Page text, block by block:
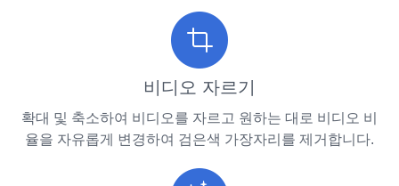
비디오 자르기
확대 및 축소하여 비디오를 자르고 원하는 대로 비디오 비
율을 자유롭게 변경하여 검은색 가장자리를 제거합니다.